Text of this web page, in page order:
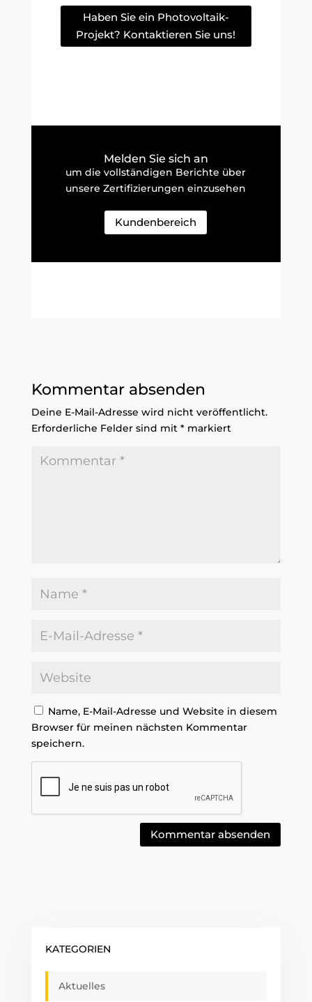
Haben Sie ein Photovoltaik-
Projekt? Kontaktieren Sie uns!
Melden Sie sich an
um die vollständigen Berichte über
unsere Zertifizierungen einzusehen
Kundenbereich
Kommentar absenden
Deine E-Mail-Adresse wird nicht veröffentlicht.
Erforderliche Felder sind mit *markiert
Name, E-Mail-Adresse und Website in diesem
Browser für meinen nächsten Kommentar
speichern.
KATEGORIEN
Aktuelles